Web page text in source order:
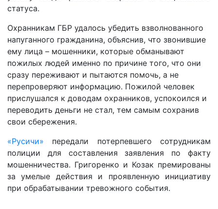
статуса.
Охранникам ГБР удалось убедить взволнованного
напуганного гражданина, объяснив, что звонившие
ему лица – мошенники, которые обманывают
пожилых людей именно по причине того, что они
сразу переживают и пытаются помочь, а не
перепроверяют информацию. Пожилой человек
прислушался к доводам охранников, успокоился и
переводить деньги не стал, тем самым сохранив
свои сбережения.
«Русичи» передали потерпевшего сотрудникам
полиции для составления заявления по факту
мошенничества. Григоренко и Козак премированы
за умелые действия и проявленную инициативу
при обрабатывании тревожного события.